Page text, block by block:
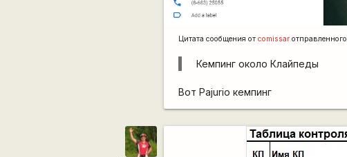
Цитата сообщения отсomissar отправленного
Кемпинг около Клайпеды
Вот Pajurio кемпинг